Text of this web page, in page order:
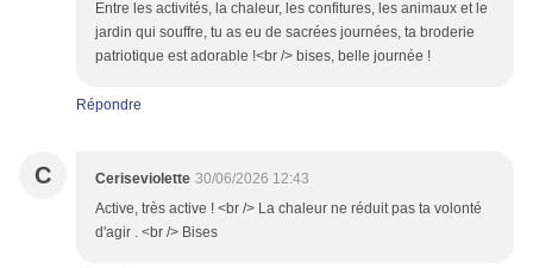
Entre les activités, la chaleur, les confitures, les animaux et le
jardin qui souffre, tu as eu de sacrées journées, ta broderie
patriotique est adorable !<br /> bises, belle journée !
Répondre
C Ceriseviolette 30/06/2026 12:43
Active, très active ! <br /> La chaleur ne réduit pas ta volonté
d'agir . <br /> Bises